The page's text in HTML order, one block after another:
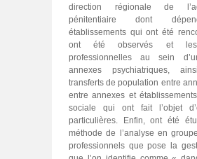
direction régionale de
pénitentiaire dont
établissements qui ont été
ont été observés et les
professionnelles au sein
annexes psychiatriques,
transferts de population entre
entre annexes et
sociale qui ont fait l’objet
particulières. Enfin, ont été
méthode de l’analyse en
professionnels que pose la